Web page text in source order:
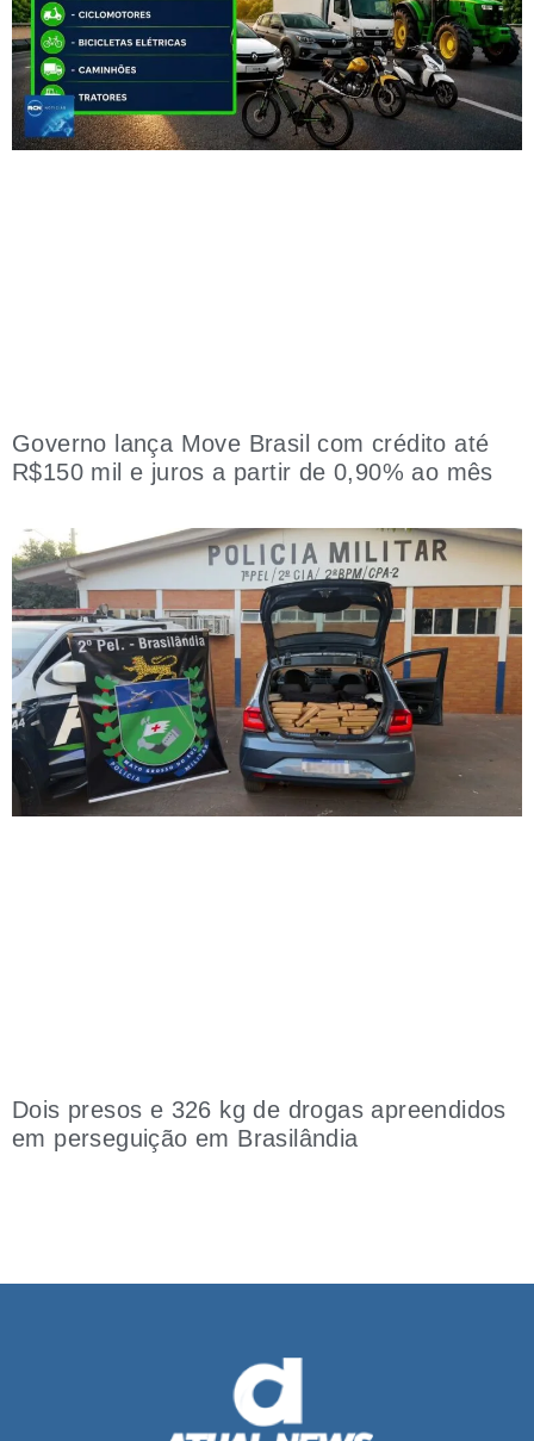
Governo lança Move Brasil com crédito até
R$150 mil e juros a partir de 0,90% ao mês
Dois presos e 326 kg de drogas apreendidos
em perseguição em Brasilândia